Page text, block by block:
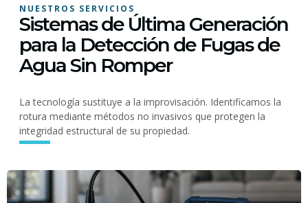
NUESTROS SERVICIOS
Sistemas de Última Generación
para la Detección de Fugas de
Agua Sin Romper
La tecnología sustituye a la improvisación. Identificamos la
rotura mediante métodos no invasivos que protegen la
integridad estructural de su propiedad.